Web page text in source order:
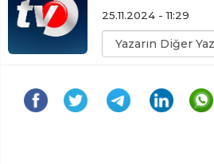
25.11.2024 - 11:29